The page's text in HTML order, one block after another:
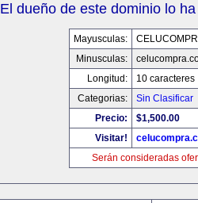
El dueño de este dominio lo
Mayusculas:
Minusculas:
Longitud:
10 caracteres
Categorias:
Sin Clasificar
Precio:
$1,500.00
Visitar!
Serán consideradas